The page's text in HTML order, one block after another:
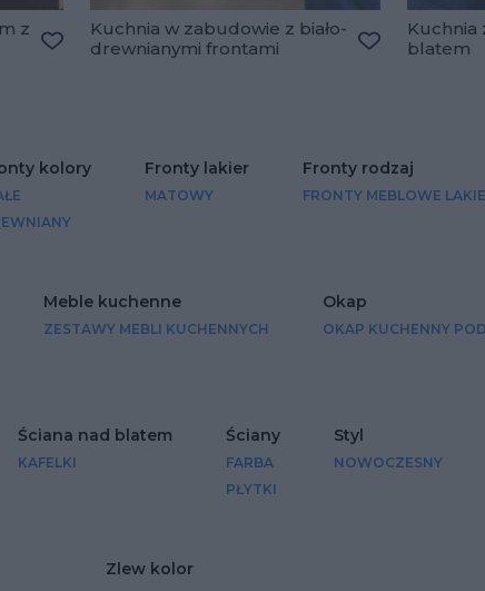
z
Dodaj do ulubionych
Kuchnia w zabudowie z biało-
drewnianymi frontami
Kuchnia
blatem
kolory Fronty lakier
MATOWY
Fronty rodzaj
FRONTY MEBLOWE
Meble kuchenne
ZESTAWY MEBLI KUCHENNYCH
Okap
OKAP KUCHENNY
Ściana nad blatem
KAFELKI
Ściany
FARBA
PŁYTKI
Styl
NOWOCZESNY
Zlew kolor